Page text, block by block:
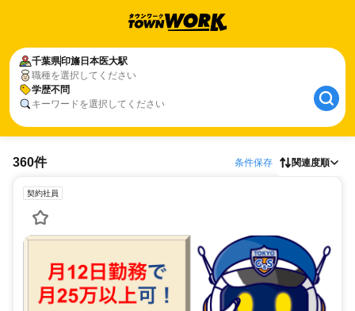
千葉県印旛日本医大駅
職種を選択してください
学歴不問
キーワードを選択してください
360件 条件保存 関連度順
契約社員